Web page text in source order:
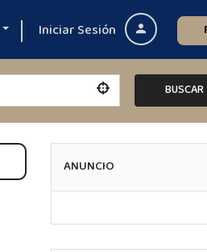
Iniciar Sesión
BUSCAR
ANUNCIO